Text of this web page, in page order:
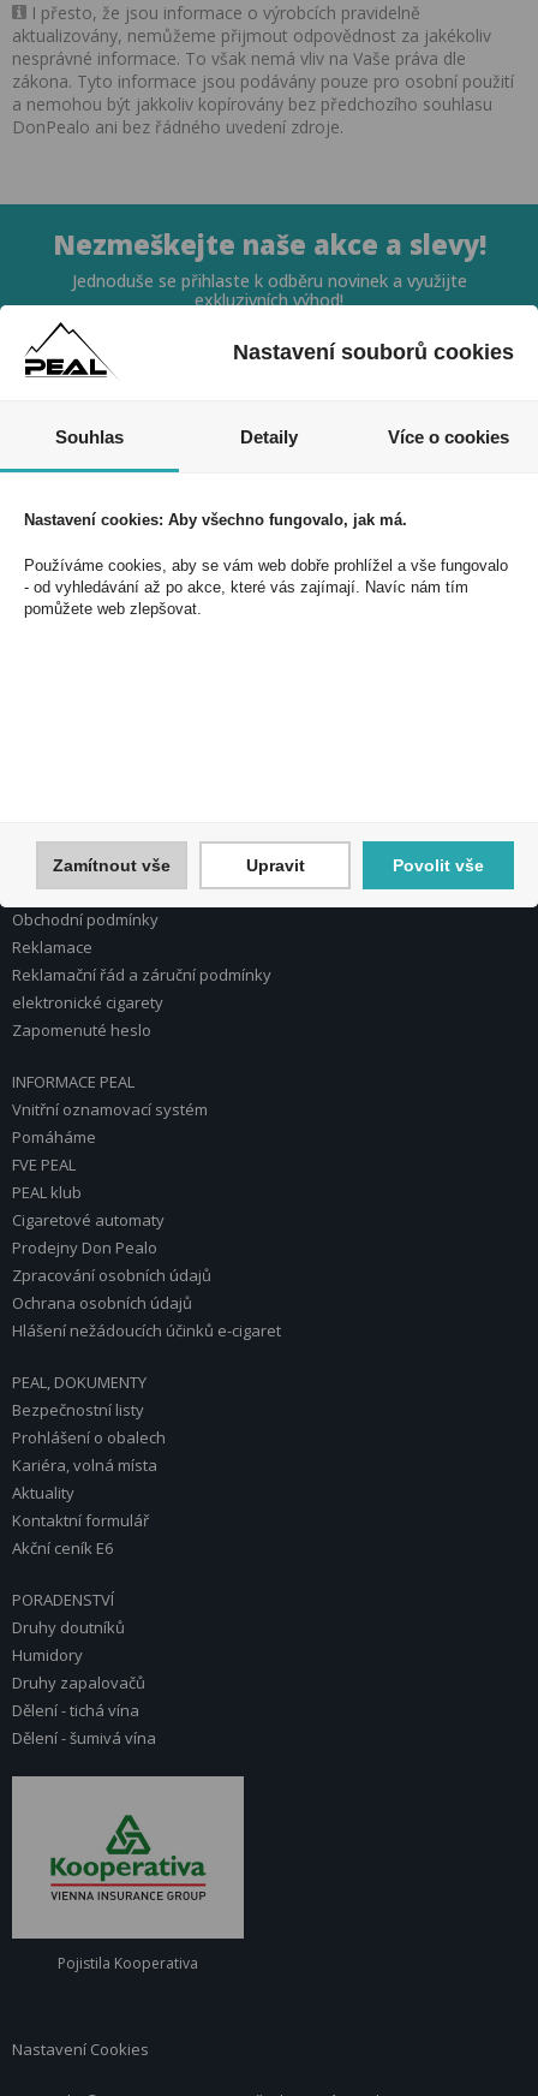
I přesto, že jsou informace o výrobcích pravidelně
aktualizovány, nemůžeme přijmout odpovědnost za jakékoliv
nesprávné informace. To však nemá vliv na Vaše práva dle
zákona. Tyto informace jsou podávány pouze pro osobní použití
a nemohou být jakkoliv kopírovány bez předchozího souhlasu
DonPealo ani bez řádného uvedení zdroje.
Nezmeškejte naše akce a slevy!
Jednoduše se přihlaste k odběru novinek a využijte
exkluzivních výhod!
PEAL a.s.
U Plynárny 412/101
Registrace
Přihlášení
Nápověda k registraci a nákupu
Obchodní podmínky
Reklamace
Reklamační řád a záruční podmínky
elektronické cigarety
Zapomenuté heslo
INFORMACE PEAL
Vnitřní oznamovací systém
Pomáháme
FVE PEAL
PEAL klub
Cigaretové automaty
Prodejny Don Pealo
Zpracování osobních údajů
Ochrana osobních údajů
Hlášení nežádoucích účinků e-cigaret
PEAL, DOKUMENTY
Bezpečnostní listy
Prohlášení o obalech
Kariéra, volná místa
Aktuality
Kontaktní formulář
Akční ceník E6
PORADENSTVÍ
Druhy doutníků
Humidory
Druhy zapalovačů
Dělení - tichá vína
Dělení - šumivá vína
Pojistila Kooperativa
Nastavení Cookies
Nastavení souborů cookies
Souhlas Detaily Více o cookies
Nastavení cookies: Aby všechno fungovalo, jak má.
Používáme cookies, aby se vám web dobře prohlížel a vše fungovalo
- od vyhledávání až po akce, které vás zajímají. Navíc nám tím
pomůžete web zlepšovat.
Zamítnout vše Upravit Povolit vše